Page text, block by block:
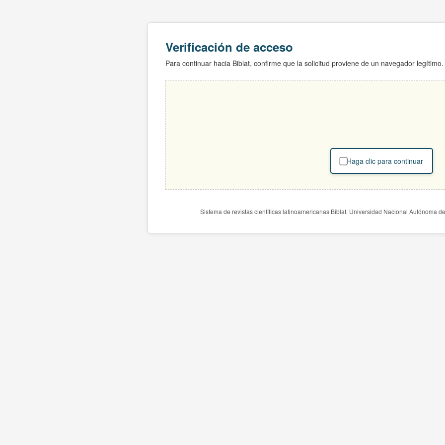
Verificación de acceso
Para continuar hacia Biblat, confirme que la solicitud proviene de un navegador legítimo.
Haga clic para continuar
Sistema de revistas científicas latinoamericanas Biblat. Universidad Nacional Autónoma